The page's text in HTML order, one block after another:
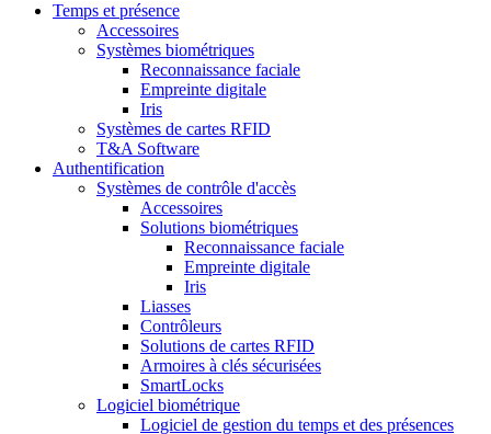
Temps et présence
Accessoires
Systèmes biométriques
Reconnaissance faciale
Empreinte digitale
Iris
Systèmes de cartes RFID
T&A Software
Authentification
Systèmes de contrôle d'accès
Accessoires
Solutions biométriques
Reconnaissance faciale
Empreinte digitale
Iris
Liasses
Contrôleurs
Solutions de cartes RFID
Armoires à clés sécurisées
SmartLocks
Logiciel biométrique
Logiciel de gestion du temps et des présences